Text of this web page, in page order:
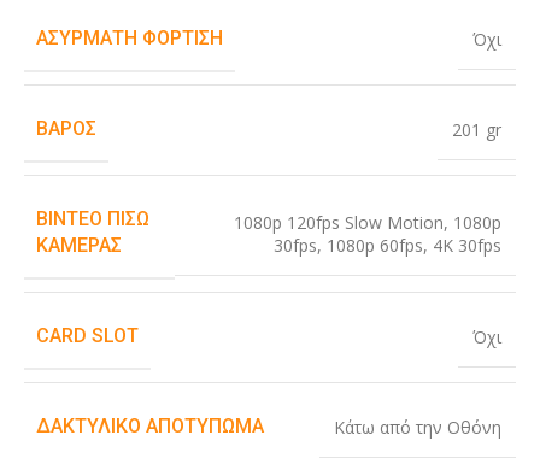
ΑΣΎΡΜΑΤΗ ΦΌΡΤΙΣΗ Όχι
ΒΆΡΟΣ 201 gr
ΒΊΝΤΕΟ ΠΊΣΩ
ΚΆΜΕΡΑΣ
1080p 120fps Slow Motion, 1080p
30fps, 1080p 60fps, 4K 30fps
CARD SLOT Όχι
ΔΑΚΤΥΛΙΚΌ ΑΠΟΤΎΠΩΜΑ Κάτω από την Οθόνη